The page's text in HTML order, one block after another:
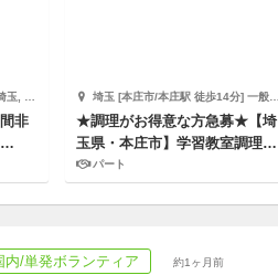
非
埼玉 [本庄市/本庄駅 徒歩14分] 一般社団法人彩の国子ども・若者支援ネットワーク
★調理がお得意な方急募★【埼
玉県・本庄市】学習教室調理ス
タッフ募集
パート
内/単発ボランティア 約1ヶ月前